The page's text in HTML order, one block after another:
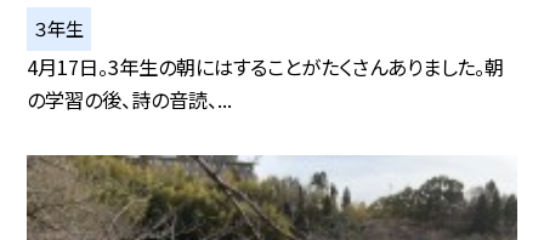
３年生
4月17日。3年生の朝にはすることがたくさんありました。朝
の学習の後、詩の音読、...